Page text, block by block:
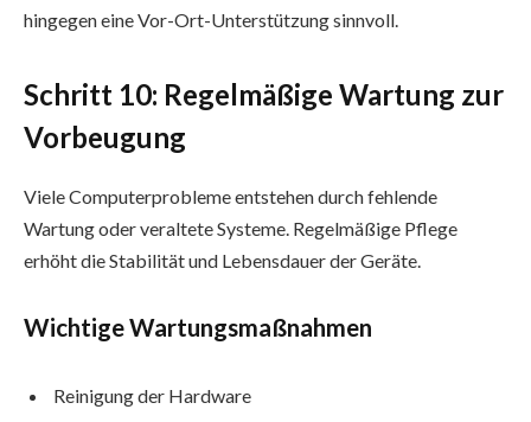
hingegen eine Vor-Ort-Unterstützung sinnvoll.
Schritt 10: Regelmäßige Wartung zur
Vorbeugung
Viele Computerprobleme entstehen durch fehlende
Wartung oder veraltete Systeme. Regelmäßige Pflege
erhöht die Stabilität und Lebensdauer der Geräte.
Wichtige Wartungsmaßnahmen
Reinigung der Hardware